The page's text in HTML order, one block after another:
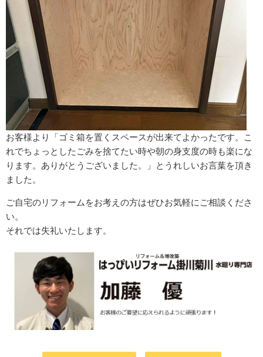
お客様より「ゴミ箱を置くスペースが出来てよかったです。こ
れでちょっとしたごみを捨てたい時や朝の身支度の時も楽にな
ります。ありがとうございました。」とうれしいお言葉を頂き
ました。
ご自宅のリフォームをお考えの方はぜひお気軽にご相談くださ
い。
それでは失礼いたします。